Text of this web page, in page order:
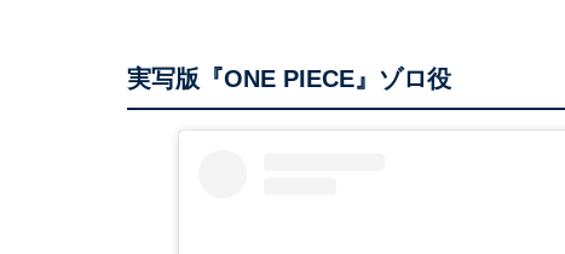
実写版『ONE PIECE』ゾロ役